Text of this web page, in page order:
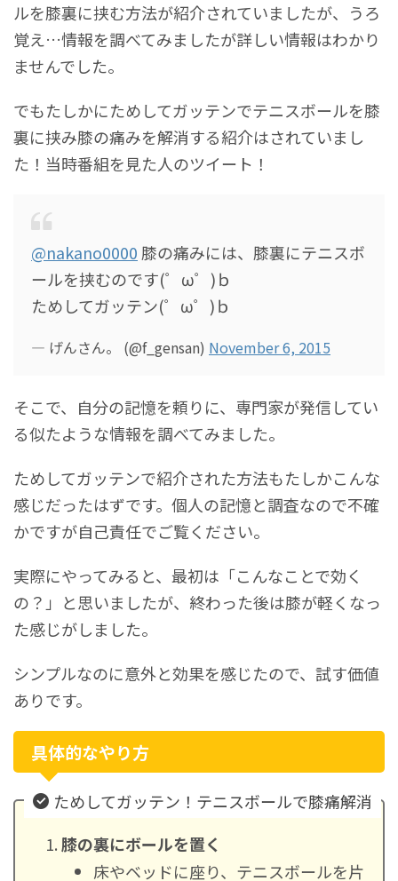
ルを膝裏に挟む方法が紹介されていましたが、うろ
覚え…情報を調べてみましたが詳しい情報はわかり
ませんでした。
でもたしかにためしてガッテンでテニスボールを膝
裏に挟み膝の痛みを解消する紹介はされていまし
た！当時番組を見た人のツイート！
@nakano0000膝の痛みには、膝裏にテニスボ
ールを挟むのです(゜ω゜)ｂ
ためしてガッテン(゜ω゜)ｂ
— げんさん。 (@f_gensan) November 6, 2015
そこで、自分の記憶を頼りに、専門家が発信してい
る似たような情報を調べてみました。
ためしてガッテンで紹介された方法もたしかこんな
感じだったはずです。個人の記憶と調査なので不確
かですが自己責任でご覧ください。
実際にやってみると、最初は「こんなことで効く
の？」と思いましたが、終わった後は膝が軽くなっ
た感じがしました。
シンプルなのに意外と効果を感じたので、試す価値
ありです。
具体的なやり方
ためしてガッテン！テニスボールで膝痛解消
膝の裏にボールを置く
床やベッドに座り、テニスボールを片